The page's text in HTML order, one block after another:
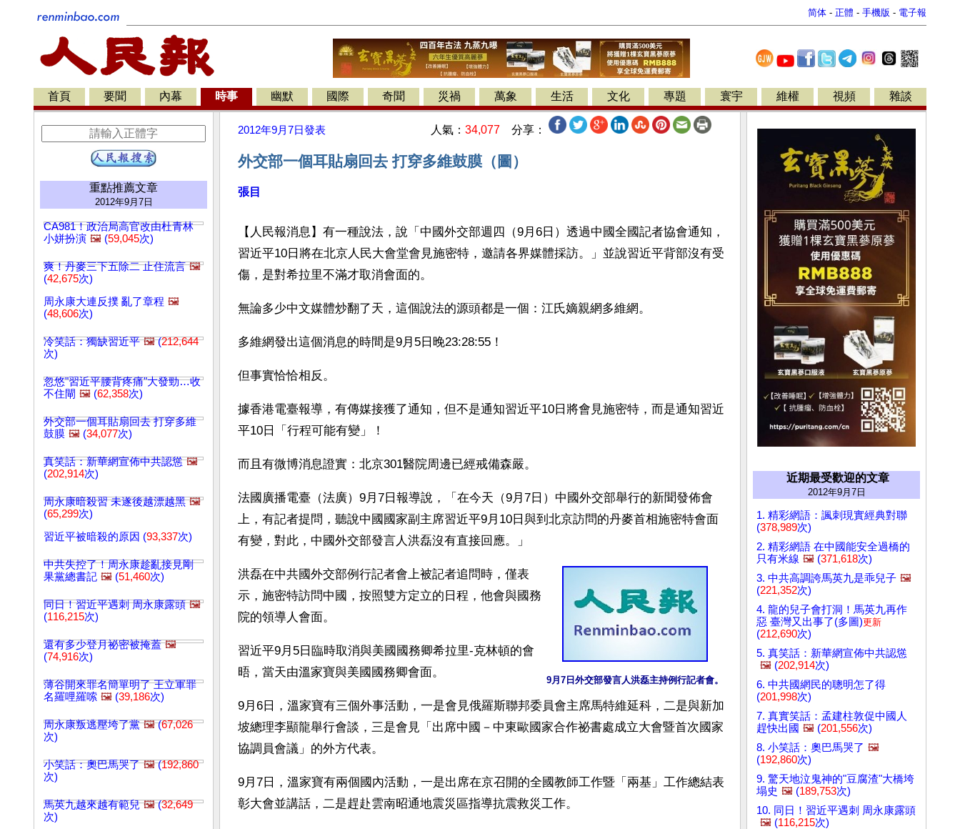
简体 - 正體 - 手機版 - 電子報
首頁 要聞 內幕 時事 幽默 國際 奇聞 災禍 萬象 生活 文化 專題 寰宇 維權 視頻 雜談
重點推薦文章
2012年9月7日
CA981！政治局高官改由杜青林
小姘扮演 🖼️ (59,045次)
爽！丹麥三下五除二 止住流言 🖼️
(42,675次)
周永康大連反撲 亂了章程 🖼️
(48,606次)
冷笑話：獨缺習近平 🖼️(212,644
次)
忽悠"習近平腰背疼痛"大發勁…收
不住閘 🖼️ (62,358次)
外交部一個耳貼扇回去 打穿多維
鼓膜 🖼️ (34,077次)
真笑話：新華網宣佈中共認慫 🖼️
(202,914次)
周永康暗殺習 未遂後越漂越黑 🖼️
(65,299次)
習近平被暗殺的原因 (93,337次)
中共失控了！周永康趁亂接見剛
果黨總書記 🖼️ (51,460次)
同日！習近平遇刺 周永康露頭 🖼️
(116,215次)
還有多少登月祕密被掩蓋 🖼️
(74,916次)
薄谷開來罪名簡單明了 王立軍罪
名羅哩羅嗦 🖼️ (39,186次)
周永康叛逃壓垮了黨 🖼️(67,026
次)
小笑話：奧巴馬哭了 🖼️(192,860
次)
馬英九越來越有範兒 🖼️(32,649
次)
2012年9月7日發表 人氣： 34,077 分享：
外交部一個耳貼扇回去 打穿多維鼓膜（圖）
張目
【人民報消息】有一種說法，說「中國外交部週四（9月6日）透過中國全國記者協會通知，
習近平10日將在北京人民大會堂會見施密特，邀請各界媒體採訪。」並說習近平背部沒有受
傷，是對希拉里不滿才取消會面的。
無論多少中文媒體炒翻了天，這個說法的源頭都是一個：江氏嫡親網多維網。
多維網發出這個消息的時間是9月5日晚23:28:55！
但事實恰恰相反。
據香港電臺報導，有傳媒接獲了通知，但不是通知習近平10日將會見施密特，而是通知習近
平10日「行程可能有變」！
而且有微博消息證實：北京301醫院周邊已經戒備森嚴。
法國廣播電臺（法廣）9月7日報導說，「在今天（9月7日）中國外交部舉行的新聞發佈會
上，有記者提問，聽說中國國家副主席習近平9月10日與到北京訪問的丹麥首相施密特會面
有變，對此，中國外交部發言人洪磊沒有直接回應。」
9月7日外交部發言人洪磊主持例行記者會。
洪磊在中共國外交部例行記者會上被記者追問時，僅表
示，施密特訪問中國，按照雙方定立的日程，他會與國務
院的領導人會面。
習近平9月5日臨時取消與美國國務卿希拉里-克林頓的會
晤，當天由溫家寶與美國國務卿會面。
9月6日，溫家寶有三個外事活動，一是會見俄羅斯聯邦委員會主席馬特維延科，二是與新加
坡總理李顯龍舉行會談，三是會見「出席中國－中東歐國家合作祕書處成立大會暨首次國家
協調員會議」的外方代表。
9月7日，溫家寶有兩個國內活動，一是出席在京召開的全國教師工作暨「兩基」工作總結表
彰大會並講話，二是趕赴雲南昭通地震災區指導抗震救災工作。
近期最受歡迎的文章
2012年9月7日
1. 精彩網語：諷刺現實經典對聯
(378,989次)
2. 精彩網語 在中國能安全過橋的
只有米線 🖼️ (371,618次)
3. 中共高調誇馬英九是乖兒子 🖼️
(221,352次)
4. 龍的兒子會打洞！馬英九再作
惡 臺灣又出事了(多圖)更新
(212,690次)
5. 真笑話：新華網宣佈中共認慫
🖼️ (202,914次)
6. 中共國網民的聰明怎了得
(201,998次)
7. 真實笑話：孟建柱敦促中國人
趕快出國 🖼️ (201,556次)
8. 小笑話：奧巴馬哭了 🖼️
(192,860次)
9. 驚天地泣鬼神的"豆腐渣"大橋垮
塌史 🖼️ (189,753次)
10. 同日！習近平遇刺 周永康露頭
🖼️ (116,215次)